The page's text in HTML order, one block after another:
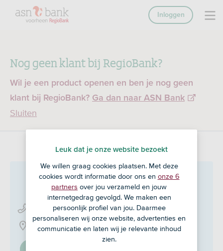
Nog geen klant bij RegioBank?
Wil je een product openen en ben je nog geen
klant bij RegioBank? Ga dan naar ASN Bank
Sluiten
Inloggen
Veldsink Adviesin Nuenen
040 - 263 59 00
Park 26 28, 5671 GA
Leuk dat je onze website bezoekt
We willen graag cookies plaatsen. Met deze
cookies wordt informatie door ons en onze 6
partners over jou verzameld en jouw
internetgedrag gevolgd. We maken een
persoonlijk profiel van jou. Daarmee
personaliseren wij onze website, advertenties en
communicatie en laten wij je relevante inhoud
zien.